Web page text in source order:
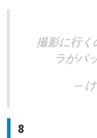
撮影に行く
ラがバ
— け
8